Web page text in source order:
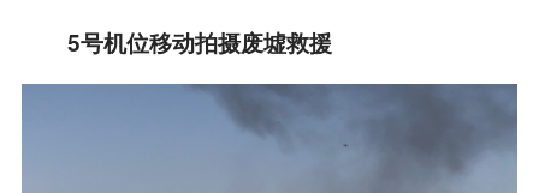
5号机位移动拍摄废墟救援